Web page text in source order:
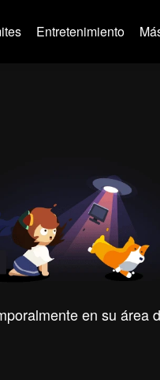
Entretenimiento
en su área